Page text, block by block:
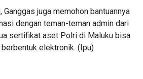
juga memohon bantuannya
dengan teman-teman admin dari
sertifikat aset Polri di Maluku bisa
elektronik. (Ipu)